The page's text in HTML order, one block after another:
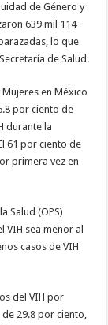
de Género y
639 mil 114
lo que
de Salud.
Mujeres en México
por ciento de
durante la
61 por ciento de
primera vez en
Salud (OPS)
sea menor al
casos de VIH
del VIH por
29.8 por ciento,